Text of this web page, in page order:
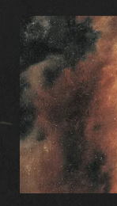
KARDS 是什么